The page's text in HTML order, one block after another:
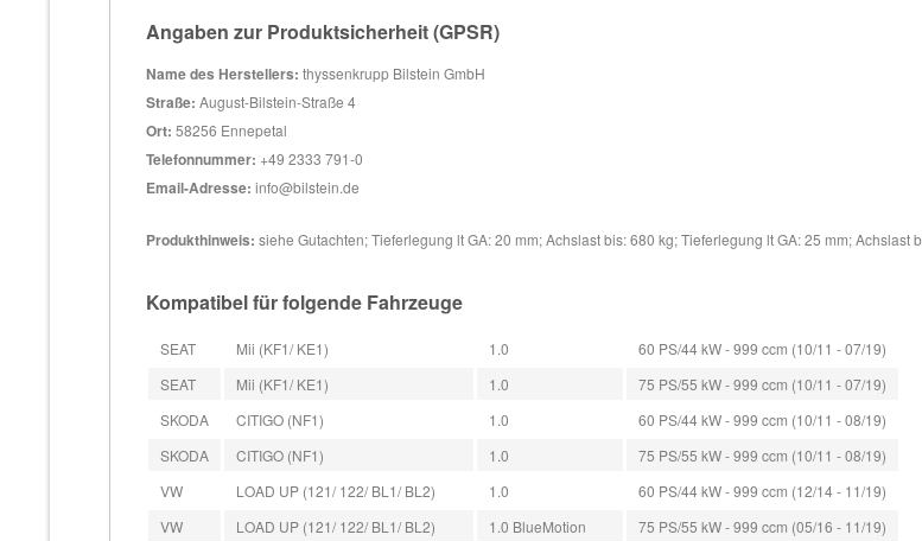
Angaben zur Produktsicherheit (GPSR)
Name des Herstellers: thyssenkrupp Bilstein GmbH
Straße: August-Bilstein-Straße 4
Ort: 58256 Ennepetal
Telefonnummer: +49 2333 791-0
Email-Adresse: info@bilstein.de
Produkthinweis: siehe Gutachten; Tieferlegung lt GA: 20 mm; Achslast bis: 680 kg; Tieferlegung lt GA: 25 mm; Achslast
Kompatibel für folgende Fahrzeuge
SEAT Mii (KF1/ KE1) 1.0
60 PS/44 kW - 999 ccm (10/11 - 07/19)
SEAT
Mii (KF1/ KE1) 1.0
75 PS/55 kW - 999 ccm (10/11 - 07/19)
SKODA
CITIGO (NF1) 1.0
60 PS/44 kW - 999 ccm (10/11 - 08/19)
SKODA
CITIGO (NF1) 1.0
75 PS/55 kW - 999 ccm (10/11 - 08/19)
VW
LOAD UP (121/ 122/ BL1/ BL2) 1.0
60 PS/44 kW - 999 ccm (12/14 - 11/19)
VW
LOAD UP (121/ 122/ BL1/ BL2) 1.0 BlueMotion
75 PS/55 kW - 999 ccm (05/16 - 11/19)